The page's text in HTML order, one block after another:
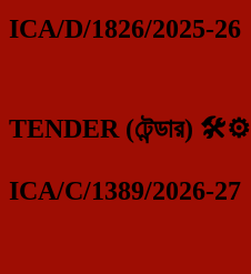
ICA/D/1826/2025-26
TENDER (টেন্ডার) 🛠️⚙️
ICA/C/1389/2026-27